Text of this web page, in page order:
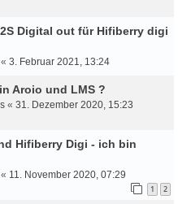
Digital out für Hifiberry digi
« 3. Februar 2021, 13:24
Aroio und LMS ?
« 31. Dezember 2020, 15:23
Hifiberry Digi - ich bin
« 11. November 2020, 07:29
1 2